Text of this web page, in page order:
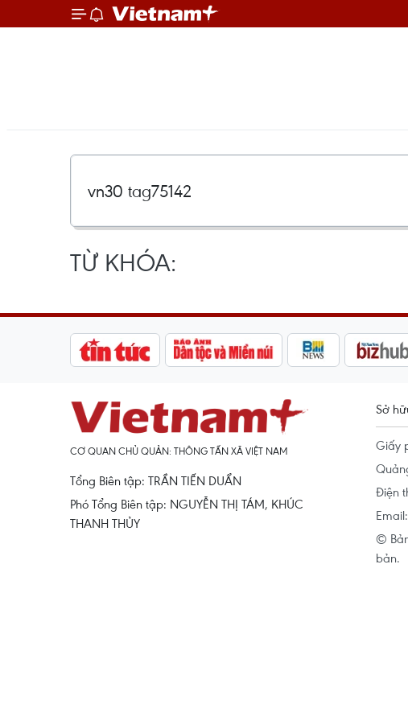
TỪ KHÓA:
CƠ QUAN CHỦ QUẢN: THÔNG TẤN XÃ VIỆT NAM
Tổng Biên tập: TRẦN TIẾN DUẨN
Phó Tổng Biên tập: NGUYỄN THỊ TÁM, KHÚC
THANH THỦY
Sở
Giấy
Điện
Email:
©
bản.